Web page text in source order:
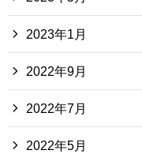
2023年1月
2022年9月
2022年7月
2022年5月